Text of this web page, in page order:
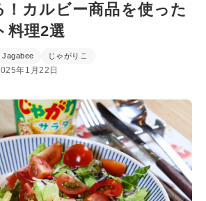
！カルビー商品を使った
料理2選
Jagabee じゃがりこ
年1月22日